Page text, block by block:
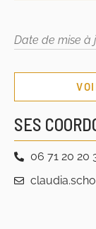
Date de mise à
SES
06 71 20 20